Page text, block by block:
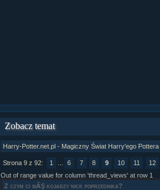
Zobacz temat
Harry-Potter.net.pl - Magiczny Świat Harry'ego Pottera
Strona 9 z 92: 1 6 7 8 9 10 11 12
Out of range value for column 'thread_views' at row 1
Z czym ci siĂŞ kojarzy nick poprzednika?